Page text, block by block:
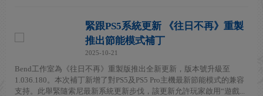
緊跟PS5系統更新 《往日不再》重製
推出節能模式補丁
2025-10-21
Bend工作室為《往日不再》重製版推出全新更新，版本號升級至
1.036.180。本次補丁新增了對PS5及PS5 Pro主機最新節能模式的兼容
支持。此舉緊隨索尼最新系統更新步伐，該更新允許玩家啟用“遊戲...